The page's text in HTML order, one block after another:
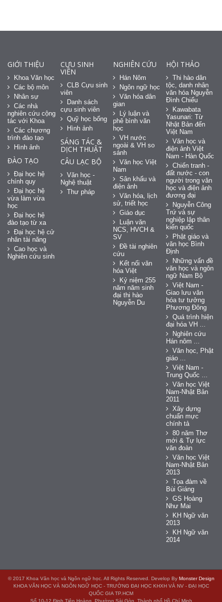
GIỚI THIỆU
Khoa Văn học
Các bộ môn
Nhân sự
Các nhà
nghiên cứu cộng
tác với Khoa
Các chương
trình đào tạo
Hình ảnh
ĐÀO TẠO
Đại học hệ
chính quy
Đại học hệ
vừa làm vừa
học
Đại học hệ
đào tạo từ xa
Đại học hệ cử
nhân tài năng
Cao học và
Nghiên cứu sinh
CỰU SINH
VIÊN
CLB Cựu sinh
viên
Danh sách
cựu sinh viên
Quỹ học bổng
Hình ảnh
SÁNG TÁC &
DỊCH THUẬT
CÂU LẠC BỘ
Văn học -
Nghệ thuật
Thư pháp
NGHIÊN CỨU
Hán Nôm
Ngôn ngữ học
Văn hóa dân
gian
Lý luận và
phê bình văn
học
VH nước
ngoài & VH so
sánh
Văn học Việt
Nam
Sân khấu và
điện ảnh
Văn hóa, lịch
sử, triết học
Giáo dục
Luận văn
NCS, HVCH &
SV
Đề tài nghiên
cứu
Kết nối văn
hóa Việt
Kỷ niệm 255
năm năm sinh
đại thi hào
Nguyễn Du
HỘI THẢO
Thi hào dân
tộc, danh nhân
văn hóa Nguyễn
Đình Chiểu
Kawabata
Yasunari: Từ
Nhật Bản đến
Việt Nam
Văn học và
điện ảnh Việt
Nam - Hàn Quốc
Chiến tranh -
đất nước - con
người trong văn
học và điện ảnh
đương đại
Nguyễn Công
Trứ và sự
nghiệp lập thân
kiến quốc
Phật giáo và
văn học Bình
Định
Những vấn đề
văn học và ngôn
ngữ Nam Bộ
Việt Nam -
Giao lưu văn
hóa tư tưởng
Phương Đông
Quá trình hiện
đại hóa VH ...
Nghiên cứu
Hán nôm ...
Văn học, Phật
giáo ...
Việt Nam -
Trung Quốc ...
Văn học Việt
Nam-Nhật Bản
2011
Xây dựng
chuẩn mực
chính tả
80 năm Thơ
mới & Tự lực
văn đoàn
Văn học Việt
Nam-Nhật Bản
2013
Tọa đàm về
Bùi Giáng
GS Hoàng
Như Mai
KH Ngữ văn
2013
KH Ngữ văn
2014
© 2017 Khoa Văn học và Ngôn ngữ học. All Rights Reserved. Develop By Monster Design
KHOA VĂN HỌC VÀ NGÔN NGỮ HỌC - TRƯỜNG ĐẠI HỌC KHXH VÀ NV - ĐẠI HỌC
QUỐC GIA TP.HCM